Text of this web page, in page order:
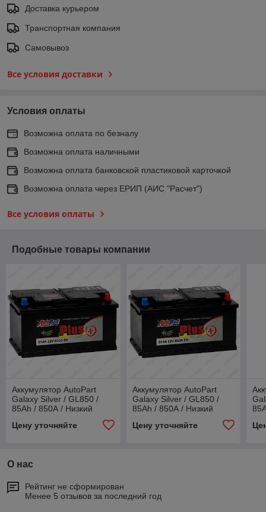
Доставка курьером
Транспортная компания
Самовывоз
Все условия доставки
Условия оплаты
Возможна оплата по безналу
Возможна оплата наличными
Возможна оплата банковской пластиковой карточкой
Возможна оплата через ЕРИП (АИС "Расчет")
Все условия оплаты
Подобные товары компании
Аккумулятор AutoPart
Galaxy Silver / GL850 /
85Ah / 850А / Низкий
Цену уточняйте
Аккумулятор AutoPart
Galaxy Silver / GL850 /
85Ah / 850А / Низкий
Цену уточняйте
О нас
Рейтинг не сформирован
Менее 5 отзывов за последний год